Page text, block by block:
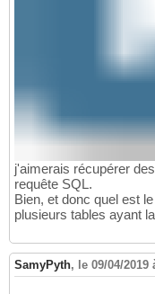
j'aimerais récupérer
requête SQL.
Bien, et donc quel est
plusieurs tables ayant
SamyPyth, le 09/04/2019